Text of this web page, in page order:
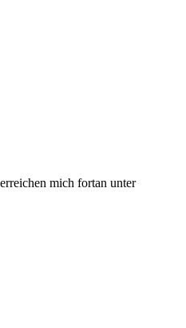
mich fortan unter